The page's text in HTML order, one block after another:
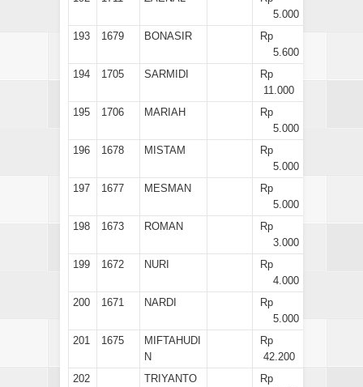
5.000
193
1679 BONASIR
Rp
5.600
194
1705 SARMIDI
Rp
11.000
195
1706 MARIAH
Rp
5.000
196
1678 MISTAM
Rp
5.000
197
1677 MESMAN
Rp
5.000
198
1673 ROMAN
Rp
3.000
199
1672 NURI
Rp
4.000
200
1671 NARDI
Rp
5.000
201
1675
MIFTAHUDI
N
Rp
42.200
202
TRIYANTO
Rp